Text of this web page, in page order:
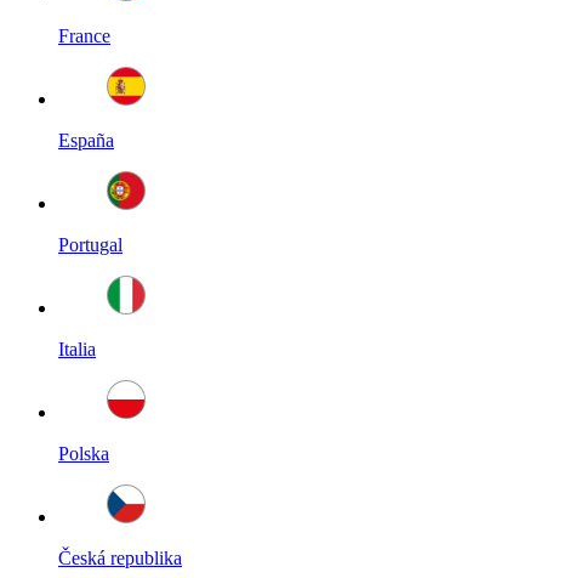
France
España
Portugal
Italia
Polska
Česká republika